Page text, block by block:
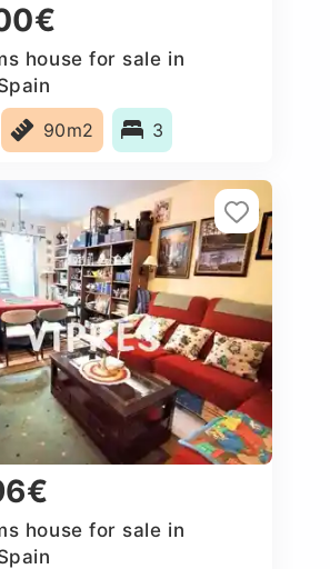
house for sale in
90m2 3
house for sale in